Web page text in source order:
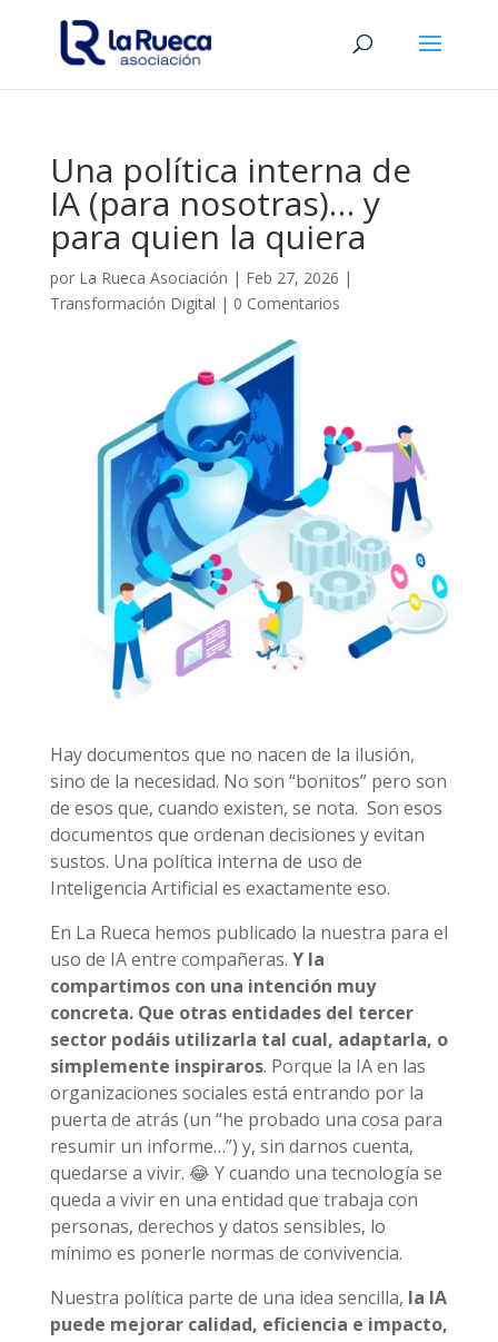
Una política interna de
IA (para nosotras)… y
para quien la quiera
por La Rueca Asociación | Feb 27, 2026 |
Transformación Digital | 0 Comentarios
Hay documentos que no nacen de la ilusión,
sino de la necesidad. No son “bonitos” pero son
de esos que, cuando existen, se nota. Son esos
documentos que ordenan decisiones y evitan
sustos. Una política interna de uso de
Inteligencia Artificial es exactamente eso.
En La Rueca hemos publicado la nuestra para el
uso de IA entre compañeras. Y la
compartimos con una intención muy
concreta. Que otras entidades del tercer
sector podáis utilizarla tal cual, adaptarla, o
simplemente inspiraros. Porque la IA en las
organizaciones sociales está entrando por la
puerta de atrás (un “he probado una cosa para
resumir un informe…”) y, sin darnos cuenta,
quedarse a vivir. 😂 Y cuando una tecnología se
queda a vivir en una entidad que trabaja con
personas, derechos y datos sensibles, lo
mínimo es ponerle normas de convivencia.
Nuestra política parte de una idea sencilla, la IA
puede mejorar calidad, eficiencia e impacto,